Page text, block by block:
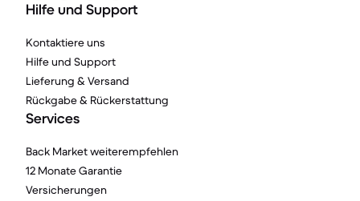
Hilfe und Support
Kontaktiere uns
Hilfe und Support
Lieferung & Versand
Rückgabe & Rückerstattung
Services
Back Market weiterempfehlen
12 Monate Garantie
Versicherungen